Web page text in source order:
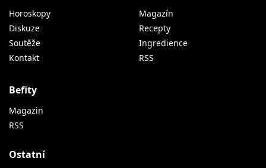
Horoskopy
Diskuze
Soutěže
Kontakt
Magazín
Recepty
Ingredience
RSS
Befity
Magazin
RSS
Ostatní